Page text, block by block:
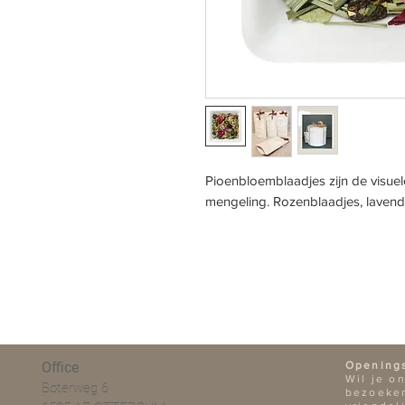
Pioenbloemblaadjes zijn de
mengeling. Rozenblaadjes,
Office
Boterweg 6
Wil je